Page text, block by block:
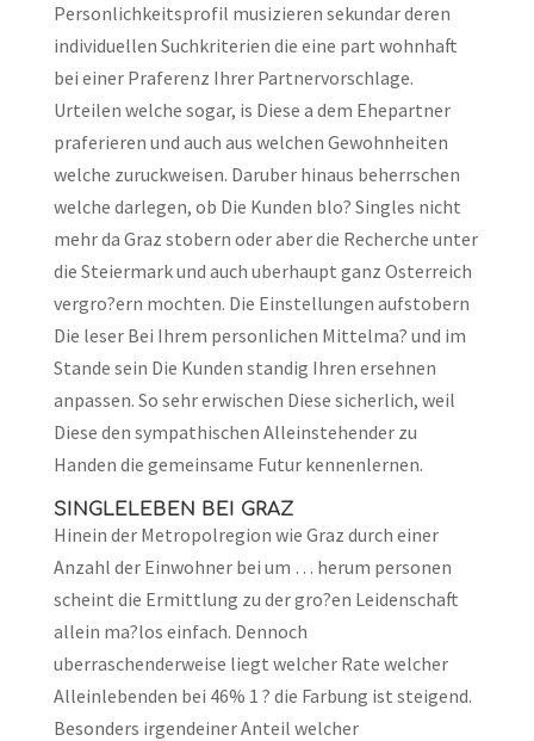
Personlichkeitsprofil musizieren sekundar deren
individuellen Suchkriterien die eine part wohnhaft
bei einer Praferenz Ihrer Partnervorschlage.
Urteilen welche sogar, is Diese a dem Ehepartner
praferieren und auch aus welchen Gewohnheiten
welche zuruckweisen. Daruber hinaus beherrschen
welche darlegen, ob Die Kunden blo? Singles nicht
mehr da Graz stobern oder aber die Recherche unter
die Steiermark und auch uberhaupt ganz Osterreich
vergro?ern mochten. Die Einstellungen aufstobern
Die leser Bei Ihrem personlichen Mittelma? und im
Stande sein Die Kunden standig Ihren ersehnen
anpassen. So sehr erwischen Diese sicherlich, weil
Diese den sympathischen Alleinstehender zu
Handen die gemeinsame Futur kennenlernen.
SINGLELEBEN BEI GRAZ
Hinein der Metropolregion wie Graz durch einer
Anzahl der Einwohner bei um … herum personen
scheint die Ermittlung zu der gro?en Leidenschaft
allein ma?los einfach. Dennoch
uberraschenderweise liegt welcher Rate welcher
Alleinlebenden bei 46% 1 ? die Farbung ist steigend.
Besonders irgendeiner Anteil welcher